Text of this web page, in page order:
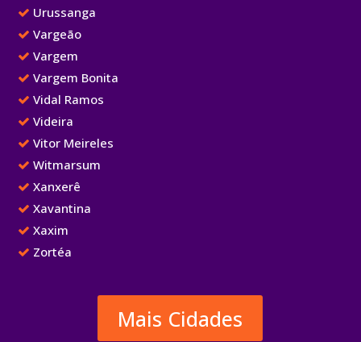
Urussanga
Vargeão
Vargem
Vargem Bonita
Vidal Ramos
Videira
Vitor Meireles
Witmarsum
Xanxerê
Xavantina
Xaxim
Zortéa
Mais Cidades